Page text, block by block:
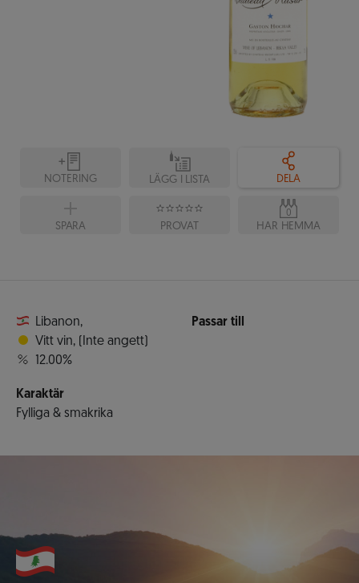
NOTERING LÄGG I LISTA DELA
SPARA PROVAT
0
HAR HEMMA
Libanon,
Vitt vin,
(Inte angett)
12.00%
Karaktär
Fylliga & smakrika
Passar till